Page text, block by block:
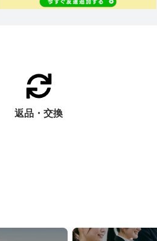
返品・交換